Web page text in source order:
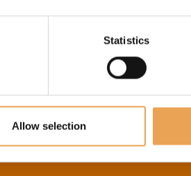
Statistics
Allow selection